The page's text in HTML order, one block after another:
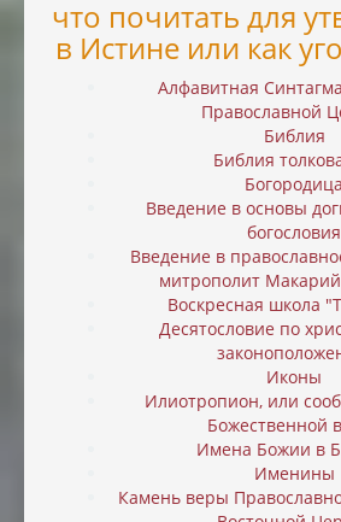
что почитать для
в Истине или как
Алфавитная
Православной
Библия
Библия
Богородица
Введение в основы
богословия
Введение в
митрополит Макарий
Воскресная школа
Десятословие по
Иконы
Илиотропион, или
Божественной
Имена Божии в
Именины
Камень веры